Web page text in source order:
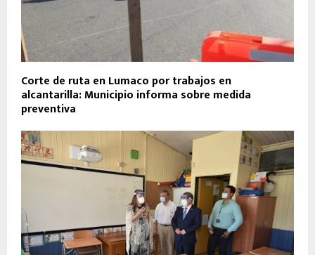
Corte de ruta en Lumaco por trabajos en
alcantarilla: Municipio informa sobre medida
preventiva